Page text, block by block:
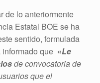
de lo anteriormente
Estatal BOE se ha
sentido, formulada
que «Le
de convocatoria de
que el